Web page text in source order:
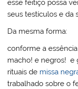
esse feitiço possa
seus testículos e da
Da mesma forma:
conforme a
macho! e negros! e
rituais de missa
trabalhado sobre o